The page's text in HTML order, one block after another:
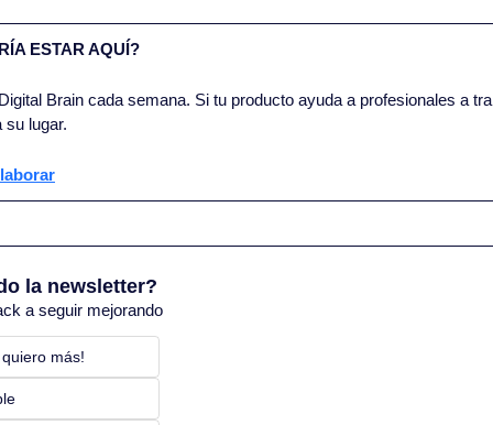
ESTAR AQUÍ?
Brain cada semana. Si tu producto ayuda a profesionales a
su lugar.
la newsletter?
a seguir mejorando
más!